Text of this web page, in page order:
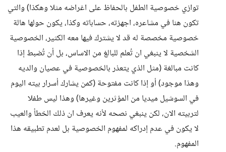
توازي خصوصية الطفل بالحفاظ على اغراضه مثلا وهكذا) والتي
تكون هنا في مشاعره، اجهزته، حساباته وكذا، يكون حولها هالة
خصوصية مخصصة له قد لا يشترك فيها معه الكثير، الخصوصية
الشخصية لا ينبغي ان تُعلم للبالغ من الاساس، بل أن تُضبط إذا
كانت مبالغة (مثل الذي يتعذر بالخصوصية في عصيان والديه
وهذا موجود) أو إذا كانت مفتوحة (كمن يشارك أسرار بيته اليوم
في السوشيل ميديا من المؤثرين وغيرها) وهذا ليس طفلا
لتربيته الان، لكن ينبغي نصحه لأنه يعرف ان ذلك الخطأ والعيب
لا يكون في عدم إدراكه لمفهوم الخصوصية بل لعدم تطبيقه هذا
المفهوم.